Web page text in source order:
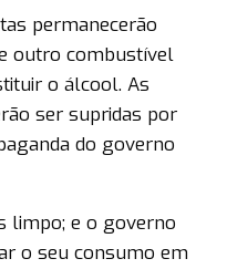
permanecerão
outro combustível
o álcool. As
ser supridas por
do governo
limpo; e o governo
o seu consumo em